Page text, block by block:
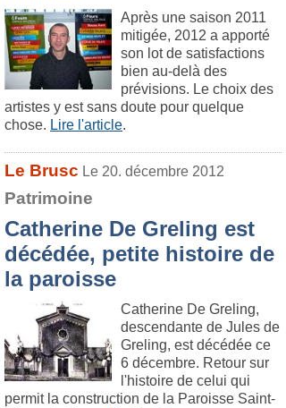
Après une saison 2011
mitigée, 2012 a apporté
son lot de satisfactions
bien au-delà des
prévisions. Le choix des
artistes y est sans doute pour quelque
chose. Lire l'article.
Le Brusc Le 20. décembre 2012
Patrimoine
Catherine De Greling est
décédée, petite histoire de
la paroisse
Catherine De Greling,
descendante de Jules de
Greling, est décédée ce
6 décembre. Retour sur
l'histoire de celui qui
permit la construction de la Paroisse Saint-